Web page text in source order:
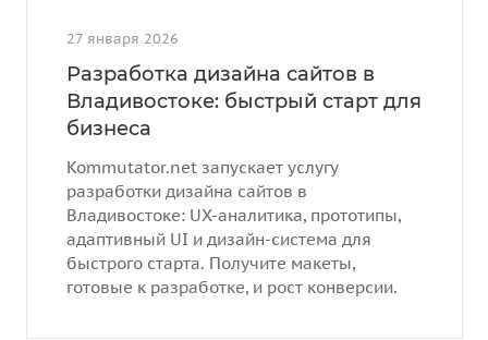
27 января 2026
Разработка дизайна сайтов в
Владивостоке: быстрый старт для
бизнеса
Kommutator.net запускает услугу
разработки дизайна сайтов в
Владивостоке: UX-аналитика, прототипы,
адаптивный UI и дизайн-система для
быстрого старта. Получите макеты,
готовые к разработке, и рост конверсии.